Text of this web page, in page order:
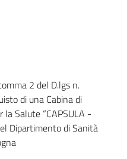
2 del D.lgs n.
di una Cabina di
Salute “CAPSULA -
Dipartimento di Sanità